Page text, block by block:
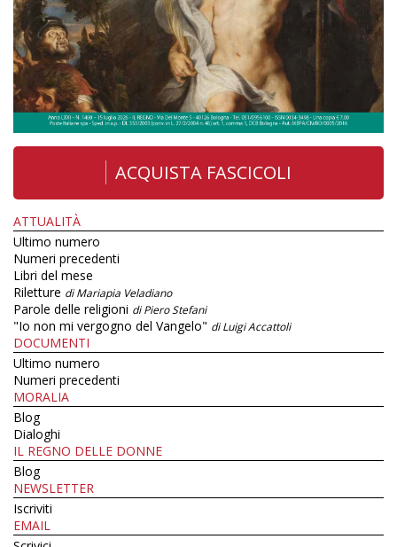
ACQUISTA FASCICOLI
ATTUALITÀ
Ultimo numero
Numeri precedenti
Libri del mese
Riletture di Mariapia Veladiano
Parole delle religioni di Piero Stefani
"Io non mi vergogno del Vangelo" di Luigi Accattoli
DOCUMENTI
Ultimo numero
Numeri precedenti
MORALIA
Blog
Dialoghi
IL REGNO DELLE DONNE
Blog
NEWSLETTER
Iscriviti
EMAIL